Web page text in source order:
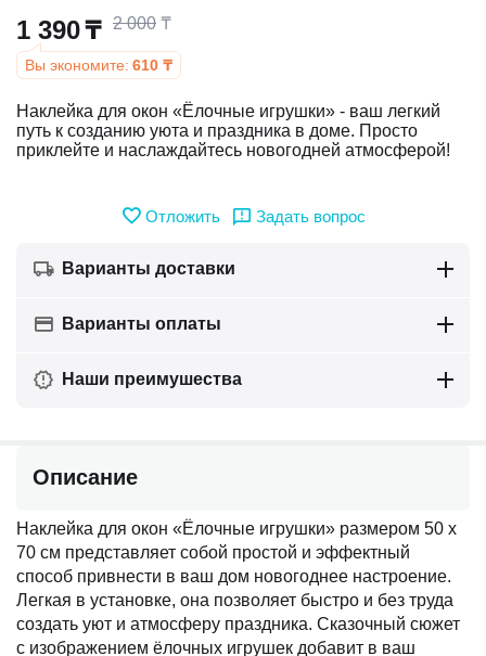
1 390₸ 2 000 ₸
Вы экономите: 610 ₸
Наклейка для окон «Ёлочные игрушки» - ваш легкий
путь к созданию уюта и праздника в доме. Просто
приклейте и наслаждайтесь новогодней атмосферой!
Отложить Задать вопрос
Варианты доставки
Варианты оплаты
Наши преимушества
Описание
Наклейка для окон «Ёлочные игрушки» размером 50 х
70 см представляет собой простой и эффектный
способ привнести в ваш дом новогоднее настроение.
Легкая в установке, она позволяет быстро и без труда
создать уют и атмосферу праздника. Сказочный сюжет
с изображением ёлочных игрушек добавит в ваш